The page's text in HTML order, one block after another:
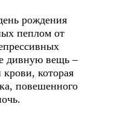
рождения
пеплом от
дивную вещь –
которая
повешенного